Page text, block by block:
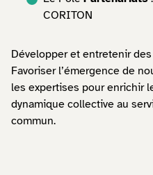
CORITON
Développer et entretenir
Favoriser l’émergence de
les expertises pour enrichir
dynamique collective au
commun.